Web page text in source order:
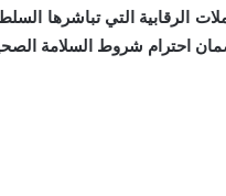
الرقابية التي تباشرها
احترام شروط السلامة